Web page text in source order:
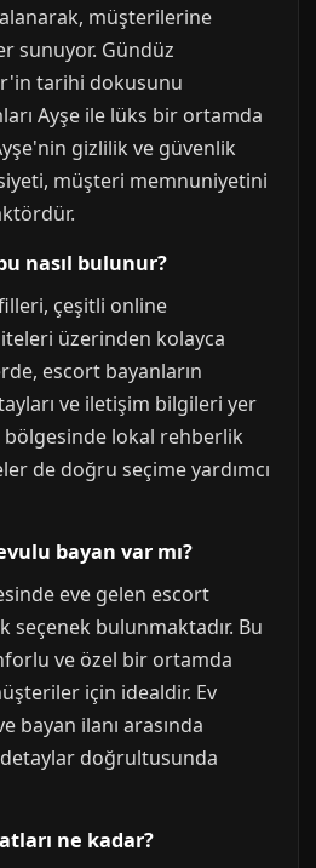
müşterilerine
sunuyor. Gündüz
tarihi dokusunu
Ayşe ile lüks bir ortamda
gizlilik ve güvenlik
müşteri memnuniyetini
nasıl bulunur?
çeşitli online
üzerinden kolayca
escort bayanların
ve iletişim bilgileri yer
bölgesinde lokal rehberlik
de doğru seçime yardımcı
bayan var mı?
eve gelen escort
seçenek bulunmaktadır. Bu
ve özel bir ortamda
için idealdir. Ev
bayan ilanı arasında
doğrultusunda
ne kadar?